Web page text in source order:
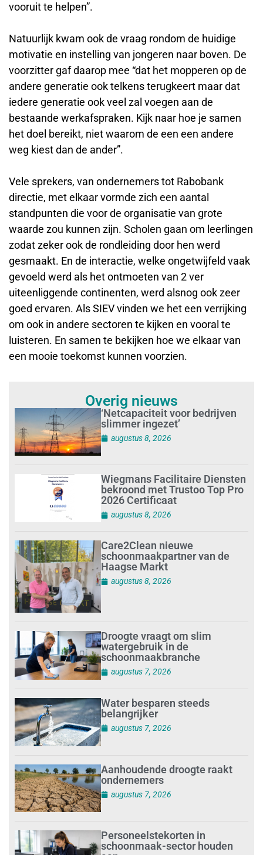
vooruit te helpen”.
Natuurlijk kwam ook de vraag rondom de huidige
motivatie en instelling van jongeren naar boven. De
voorzitter gaf daarop mee “dat het mopperen op de
andere generatie ook telkens terugkeert maar dat
iedere generatie ook veel zal voegen aan de
bestaande werkafspraken. Kijk naar hoe je samen
het doel bereikt, niet waarom de een een andere
weg kiest dan de ander”.
Vele sprekers, van ondernemers tot Rabobank
directie, met elkaar vormde zich een aantal
standpunten die voor de organisatie van grote
waarde zou kunnen zijn. Scholen gaan om leerlingen
zodat zeker ook de rondleiding door hen werd
gesmaakt. En de interactie, welke ongetwijfeld vaak
gevoeld werd als het ontmoeten van 2 ver
uiteenliggende continenten, werd alsnog ook zeer
goed ervaren. Als SIEV vinden we het een verrijking
om ook in andere sectoren te kijken en vooral te
luisteren. En samen te bekijken hoe we elkaar van
een mooie toekomst kunnen voorzien.
Overig nieuws
‘Netcapaciteit voor bedrijven
slimmer ingezet’
augustus 8, 2026
Wiegmans Facilitaire Diensten
bekroond met Trustoo Top Pro
2026 Certificaat
augustus 8, 2026
Care2Clean nieuwe
schoonmaakpartner van de
Haagse Markt
augustus 8, 2026
Droogte vraagt om slim
watergebruik in de
schoonmaakbranche
augustus 7, 2026
Water besparen steeds
belangrijker
augustus 7, 2026
Aanhoudende droogte raakt
ondernemers
augustus 7, 2026
Personeelstekorten in
schoonmaak-sector houden